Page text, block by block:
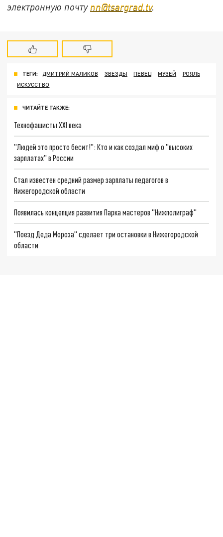
электронную почту nn@tsargrad.tv.
ТЕГИ: ДМИТРИЙ МАЛИКОВ ЗВЕЗДЫ ПЕВЕЦ МУЗЕЙ
РОЯЛЬ
ИСКУССТВО
ЧИТАЙТЕ ТАКЖЕ:
Технофашисты XXI века
"Людей это просто бесит!": Кто и как создал миф о "высоких
зарплатах" в России
Стал известен средний размер зарплаты педагогов в
Нижегородской области
Появилась концепция развития Парка мастеров "Нижполиграф"
"Поезд Деда Мороза" сделает три остановки в Нижегородской
области